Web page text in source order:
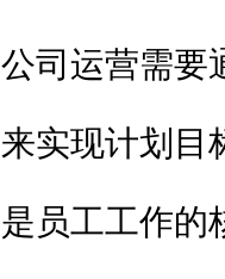
公司运营需要
来实现计划目
是员工工作的